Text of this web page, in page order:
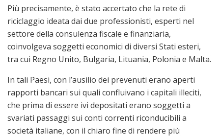
Più precisamente, è stato accertato che la rete di
riciclaggio ideata dai due professionisti, esperti nel
settore della consulenza fiscale e finanziaria,
coinvolgeva soggetti economici di diversi Stati esteri,
tra cui Regno Unito, Bulgaria, Lituania, Polonia e Malta.
In tali Paesi, con l’ausilio dei prevenuti erano aperti
rapporti bancari sui quali confluivano i capitali illeciti,
che prima di essere ivi depositati erano soggetti a
svariati passaggi sui conti correnti riconducibili a
società italiane, con il chiaro fine di rendere più